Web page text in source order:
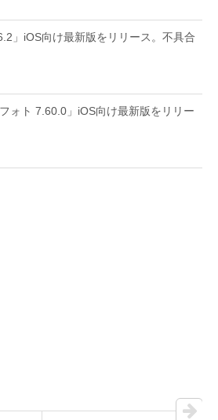
」iOS向け最新版をリリース。不具合
フォト 7.60.0」iOS向け最新版をリリー